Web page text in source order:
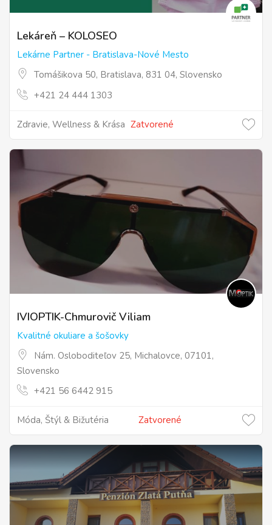
Lekáreň – KOLOSEO
Lekárne Partner - Bratislava-Nové Mesto
Tomášikova 50, Bratislava, 831 04, Slovensko
+421 24 444 1303
Zdravie, Wellness & Krása Zatvorené
IVIOPTIK-Chmurovič Viliam
Kvalitné okuliare a šošovky
Nám. Osloboditeľov 25, Michalovce, 07101,
Slovensko
+421 56 6442 915
Móda, Štýl & Bižutéria Zatvorené